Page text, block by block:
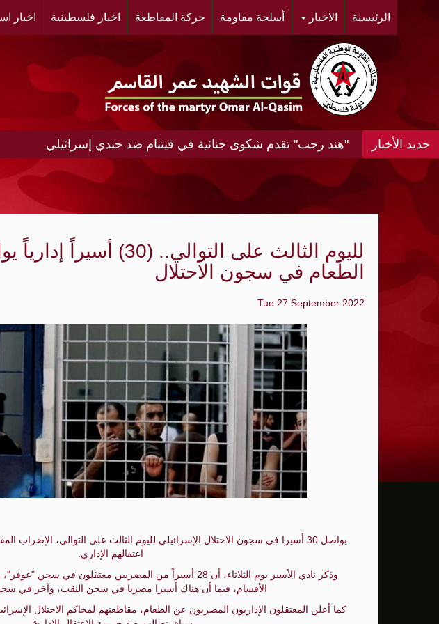
الرئيسية الاخبار أسلحة مقاومة حركة المقاطعة اخبار فلسطينية اخبار
"هند رجب" تقدم شكوى جنائية في فيتنام ضد جندي إسرائيلي
انشقاقات «الدعم السريع» ومستقبل حرب السودان.. تصدّع داخلي
حريق يضرب منشأة تابعة لأرامكو في جيزان.. والسلطات السعودية
فضيحة جديدة للاحتلال بشأن استخدام مدنيين دروعا بشرية
هجرة متصاعدة تهدد الوجود المسيحي في الضفة.. الاحتلال والاستيطان
“التهور”.. بند قضائي إسرائيلي لتخفيف جرائم قتل الفلسطينيين
كتب حازم القواسمي : السجون الأربعة للفلسطينيين
بعد أسبوع من الحادث.. وفاة شابة متأثرة بإصابتها في حادث سير
من أم الفحم إلى الضفة.. مسيرة شعبية ضد إرهاب المستوطنين وتندد
إصابة شاب بجراح خطيرة في جريمة إطلاق نار بجت.. و149 قتيلًا في المجتمع العربي منذ بداية العام
انتشال رفات 19 شهيدًا من تحت أنقاض بناية في غزة.. غالبيتهم نساء وأطفال
خطة انسحاب محدود من غزة تُثير شكوكًا أمنية واسعة في تل أبيب
اقتحامات واعتقالات ومواجهات.. الاحتلال يصعّد عملياته
10 خروقات إسرائيلية جديدة للهدنة في غزة.. قصف وإطلاق نار يستهدف مناطق سكنية وخيام النازحين
لليوم الثالث على التوالي..
الطعام في سجون الاحتلال
Tue 27 September 2022
يواصل 30 أسيرا في سجون الاحتلال الإسرائيلي لليوم الثالث على التوالي، الإضراب
اعتقالهم الإداري.
الأقسام، فيما أن هناك أسيرا مضربا في سجن النقب، وآخر في
كما أعلن المعتقلون الإداريون المضربون عن الطعام، مقاطعتهم لمحاكم الاحتلال